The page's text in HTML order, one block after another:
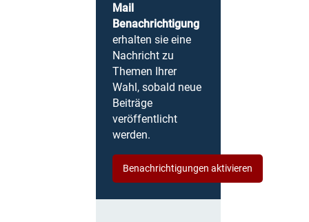
Mail
Benachrichtigung
erhalten sie eine
Nachricht zu
Themen Ihrer
Wahl, sobald neue
Beiträge
veröffentlicht
werden.
Benachrichtigungen aktivieren